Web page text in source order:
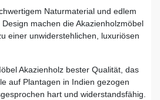
Naturmaterial und edlem
machen die Akazienholzmöbel
einer unwiderstehlichen, luxuriösen
Akazienholz bester Qualität, das
auf Plantagen in Indien gezogen
hart und widerstandsfähig.